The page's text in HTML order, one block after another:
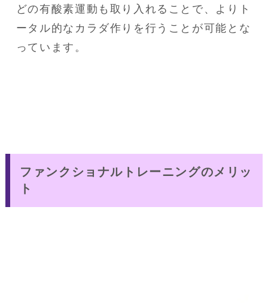
どの有酸素運動も取り入れることで、よりト
ータル的なカラダ作りを行うことが可能とな
っています。
ファンクショナルトレーニングのメリッ
ト